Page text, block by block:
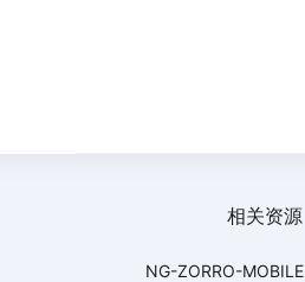
相关资源
NG-ZORRO-MOBILE